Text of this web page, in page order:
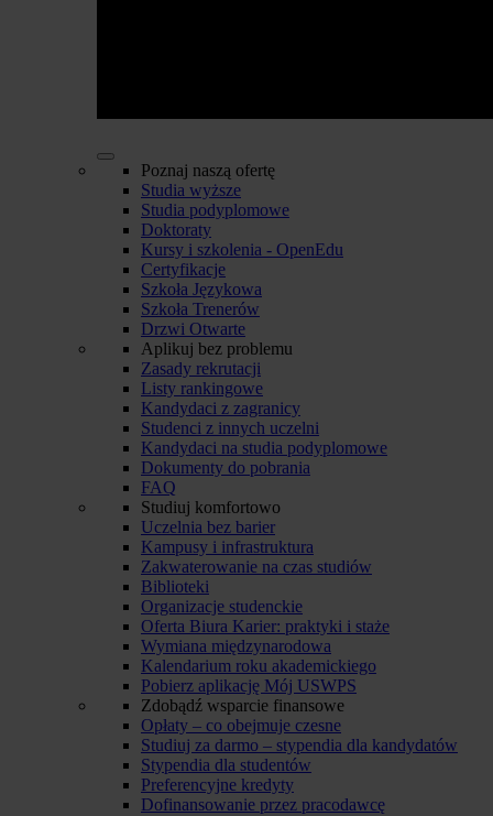
Poznaj naszą ofertę
Studia wyższe
Studia podyplomowe
Doktoraty
Kursy i szkolenia - OpenEdu
Certyfikacje
Szkoła Językowa
Szkoła Trenerów
Drzwi Otwarte
Aplikuj bez problemu
Zasady rekrutacji
Listy rankingowe
Kandydaci z zagranicy
Studenci z innych uczelni
Kandydaci na studia podyplomowe
Dokumenty do pobrania
FAQ
Studiuj komfortowo
Uczelnia bez barier
Kampusy i infrastruktura
Zakwaterowanie na czas studiów
Biblioteki
Organizacje studenckie
Oferta Biura Karier: praktyki i staże
Wymiana międzynarodowa
Kalendarium roku akademickiego
Pobierz aplikację Mój USWPS
Zdobądź wsparcie finansowe
Opłaty – co obejmuje czesne
Studiuj za darmo – stypendia dla kandydatów
Stypendia dla studentów
Preferencyjne kredyty
Dofinansowanie przez pracodawcę